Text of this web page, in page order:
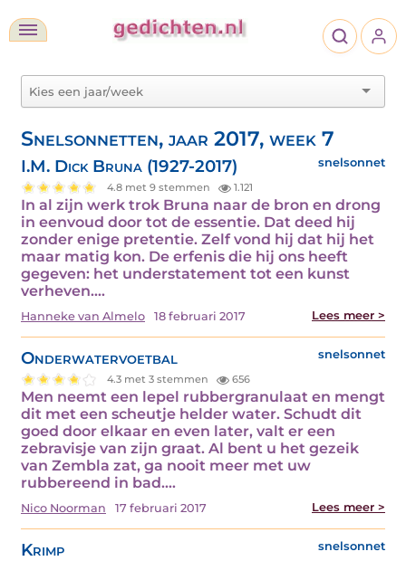
Snelsonnetten, jaar 2017, week 7
I.M. Dick Bruna (1927-2017) snelsonnet
4.8 met 9 stemmen 1.121
In al zijn werk trok Bruna naar de bron en drong
in eenvoud door tot de essentie. Dat deed hij
zonder enige pretentie. Zelf vond hij dat hij het
maar matig kon. De erfenis die hij ons heeft
gegeven: het understatement tot een kunst
verheven.…
Hanneke van Almelo 18 februari 2017 Lees meer >
Onderwatervoetbal snelsonnet
4.3 met 3 stemmen 656
Men neemt een lepel rubbergranulaat en mengt
dit met een scheutje helder water. Schudt dit
goed door elkaar en even later, valt er een
zebravisje van zijn graat. Al bent u het gezeik
van Zembla zat, ga nooit meer met uw
rubbereend in bad.…
Nico Noorman 17 februari 2017 Lees meer >
Krimp snelsonnet